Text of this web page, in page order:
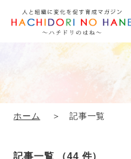
ホーム ＞ 記事一覧
記事一覧 （44 件）